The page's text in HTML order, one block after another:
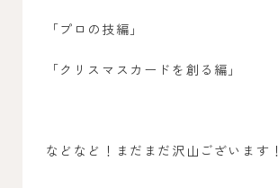
「プロの技編」
「クリスマスカードを創る編」
などなど！まだまだ沢山ございます！